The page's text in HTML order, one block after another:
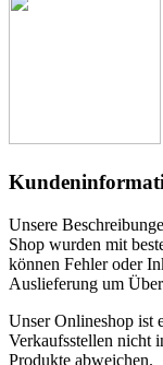
Unsere
Shop wurden mit
können Fehler oder
Auslieferung um
Unser Onlineshop ist
Verkaufsstellen nicht
Produkte abweichen.